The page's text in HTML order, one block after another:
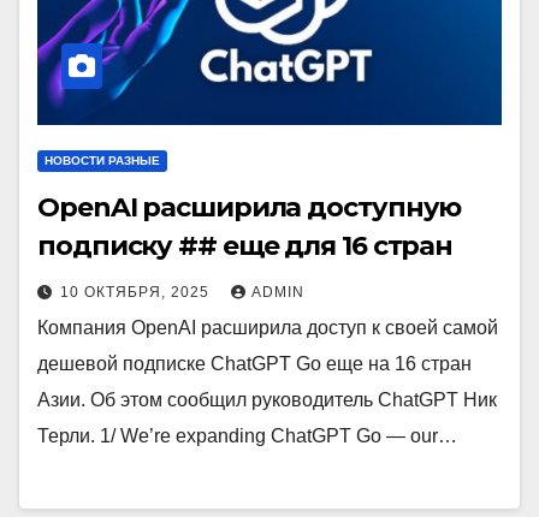
НОВОСТИ РАЗНЫЕ
OpenAI расширила доступную
подписку ## еще для 16 стран
10 ОКТЯБРЯ, 2025 ADMIN
Компания OpenAI расширила доступ к своей самой
дешевой подписке ChatGPT Go еще на 16 стран
Азии. Об этом сообщил руководитель ChatGPT Ник
Терли. 1/ We’re expanding ChatGPT Go — our…